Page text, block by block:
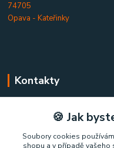
74705
Opava - Kateřinky
Kontakty
+420 777 852 326
🍪 Jak
Soubory cookies
shopu a v případě